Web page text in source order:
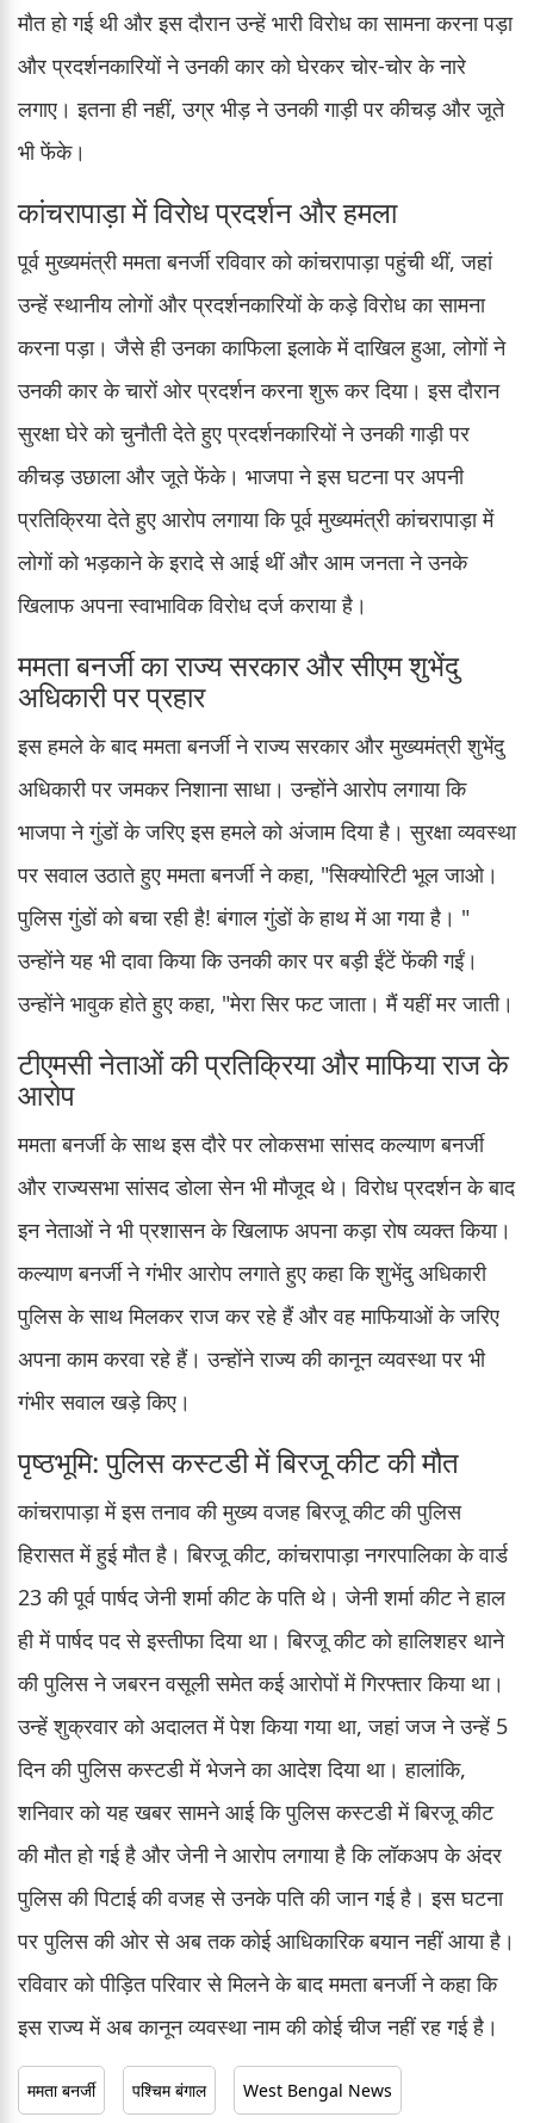
मौत हो गई थी और इस दौरान उन्हें भारी विरोध का सामना करना पड़ा
और प्रदर्शनकारियों ने उनकी कार को घेरकर चोर-चोर के नारे
लगाए। इतना ही नहीं, उग्र भीड़ ने उनकी गाड़ी पर कीचड़ और जूते
भी फेंके।
कांचरापाड़ा में विरोध प्रदर्शन और हमला
पूर्व मुख्यमंत्री ममता बनर्जी रविवार को कांचरापाड़ा पहुंची थीं, जहां
उन्हें स्थानीय लोगों और प्रदर्शनकारियों के कड़े विरोध का सामना
करना पड़ा। जैसे ही उनका काफिला इलाके में दाखिल हुआ, लोगों ने
उनकी कार के चारों ओर प्रदर्शन करना शुरू कर दिया। इस दौरान
सुरक्षा घेरे को चुनौती देते हुए प्रदर्शनकारियों ने उनकी गाड़ी पर
कीचड़ उछाला और जूते फेंके। भाजपा ने इस घटना पर अपनी
प्रतिक्रिया देते हुए आरोप लगाया कि पूर्व मुख्यमंत्री कांचरापाड़ा में
लोगों को भड़काने के इरादे से आई थीं और आम जनता ने उनके
खिलाफ अपना स्वाभाविक विरोध दर्ज कराया है।
ममता बनर्जी का राज्य सरकार और सीएम शुभेंदु
अधिकारी पर प्रहार
इस हमले के बाद ममता बनर्जी ने राज्य सरकार और मुख्यमंत्री शुभेंदु
अधिकारी पर जमकर निशाना साधा। उन्होंने आरोप लगाया कि
भाजपा ने गुंडों के जरिए इस हमले को अंजाम दिया है। सुरक्षा व्यवस्था
पर सवाल उठाते हुए ममता बनर्जी ने कहा, "सिक्योरिटी भूल जाओ।
पुलिस गुंडों को बचा रही है! बंगाल गुंडों के हाथ में आ गया है। "
उन्होंने यह भी दावा किया कि उनकी कार पर बड़ी ईंटें फेंकी गईं।
उन्होंने भावुक होते हुए कहा, "मेरा सिर फट जाता। मैं यहीं मर जाती।
टीएमसी नेताओं की प्रतिक्रिया और माफिया राज के
आरोप
ममता बनर्जी के साथ इस दौरे पर लोकसभा सांसद कल्याण बनर्जी
और राज्यसभा सांसद डोला सेन भी मौजूद थे। विरोध प्रदर्शन के बाद
इन नेताओं ने भी प्रशासन के खिलाफ अपना कड़ा रोष व्यक्त किया।
कल्याण बनर्जी ने गंभीर आरोप लगाते हुए कहा कि शुभेंदु अधिकारी
पुलिस के साथ मिलकर राज कर रहे हैं और वह माफियाओं के जरिए
अपना काम करवा रहे हैं। उन्होंने राज्य की कानून व्यवस्था पर भी
गंभीर सवाल खड़े किए।
पृष्ठभूमि: पुलिस कस्टडी में बिरजू कीट की मौत
कांचरापाड़ा में इस तनाव की मुख्य वजह बिरजू कीट की पुलिस
हिरासत में हुई मौत है। बिरजू कीट, कांचरापाड़ा नगरपालिका के वार्ड
23 की पूर्व पार्षद जेनी शर्मा कीट के पति थे। जेनी शर्मा कीट ने हाल
ही में पार्षद पद से इस्तीफा दिया था। बिरजू कीट को हालिशहर थाने
की पुलिस ने जबरन वसूली समेत कई आरोपों में गिरफ्तार किया था।
उन्हें शुक्रवार को अदालत में पेश किया गया था, जहां जज ने उन्हें 5
दिन की पुलिस कस्टडी में भेजने का आदेश दिया था। हालांकि,
शनिवार को यह खबर सामने आई कि पुलिस कस्टडी में बिरजू कीट
की मौत हो गई है और जेनी ने आरोप लगाया है कि लॉकअप के अंदर
पुलिस की पिटाई की वजह से उनके पति की जान गई है। इस घटना
पर पुलिस की ओर से अब तक कोई आधिकारिक बयान नहीं आया है।
रविवार को पीड़ित परिवार से मिलने के बाद ममता बनर्जी ने कहा कि
इस राज्य में अब कानून व्यवस्था नाम की कोई चीज नहीं रह गई है।
ममता बनर्जी पश्चिम बंगाल West Bengal News